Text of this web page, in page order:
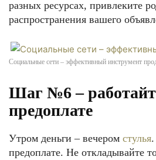
разных ресурсах, привлеките
распространения вашего
Социальные сети – эффективный инструмент
Шаг №6 –
предоплате
Утром деньги – вечером стулья
предоплате. Не откладывайте